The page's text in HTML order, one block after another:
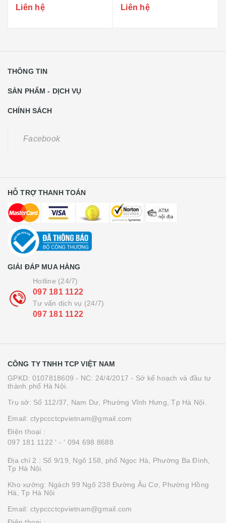
ABC8 (BỘ CÔNG AN)
Liên hệ
(TEM BỘ CÔNG AN)
Liên hệ
THÔNG TIN
SẢN PHẨM - DỊCH VỤ
CHÍNH SÁCH
Facebook
HỖ TRỢ THANH TOÁN
GIẢI ĐÁP MUA HÀNG
Hotline (24/7)
097 181 1122
Tư vấn dịch vụ (24/7)
097 181 1122
CÔNG TY TNHH TCP VIỆT NAM
GPKD: 0107818609 - NC: 24/4/2017 - Sở kế hoạch và đầu tư
thành phố Hà Nội.
Trụ sở: Số 112/37, Nam Dư, Phường Vĩnh Hưng, Tp Hà Nội.
Email: ctypccctcpvietnam@gmail.com
Điện thoại :
097 181 1122 ' - ' 094 698 8688
Địa chỉ 2 : Số 9/19, Ngõ 158, phố Ngọc Hà, Phường Ba Đình,
Tp Hà Nội.
Kho xưởng: Ngách 99 Ngõ 238 Đường Âu Cơ, Phường Hồng
Hà, Tp Hà Nội
Email: ctypccctcpvietnam@gmail.com